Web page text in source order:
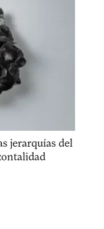
jerarquías del